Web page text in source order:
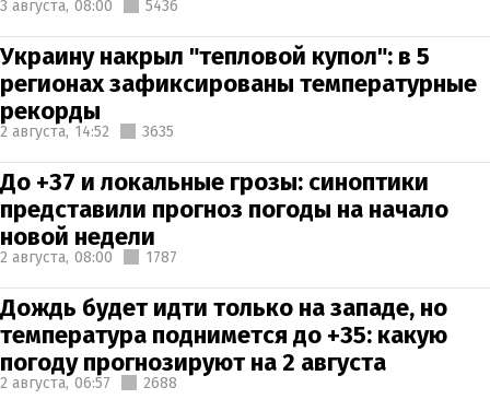
3 августа, 08:00 5436
Украину накрыл "тепловой купол": в 5
регионах зафиксированы температурные
рекорды
2 августа, 14:52 3635
До +37 и локальные грозы: синоптики
представили прогноз погоды на начало
новой недели
2 августа, 08:00 1787
Дождь будет идти только на западе, но
температура поднимется до +35: какую
погоду прогнозируют на 2 августа
2 августа, 06:57 2688